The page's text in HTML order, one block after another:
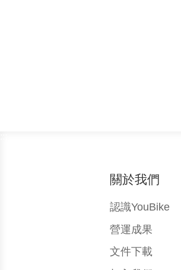
關於我們
認識YouBike
營運成果
文件下載